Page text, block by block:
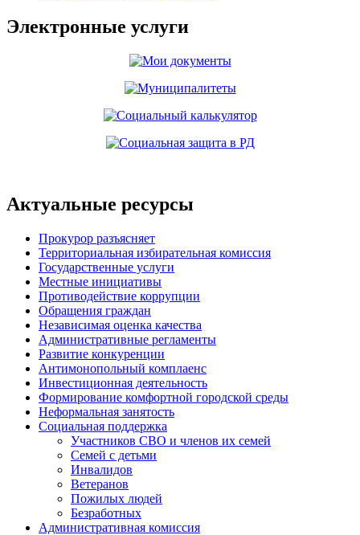
Электронные услуги
Актуальные ресурсы
Прокурор разъясняет
Территориальная избирательная комиссия
Государственные услуги
Местные инициативы
Противодействие коррупции
Обращения граждан
Независимая оценка качества
Административные регламенты
Развитие конкуренции
Антимонопольный комплаенс
Инвестиционная деятельность
Формирование комфортной городской среды
Неформальная занятость
Социальная поддержка
Участников СВО и членов их семей
Семей с детьми
Инвалидов
Ветеранов
Пожилых людей
Безработных
Административная комиссия